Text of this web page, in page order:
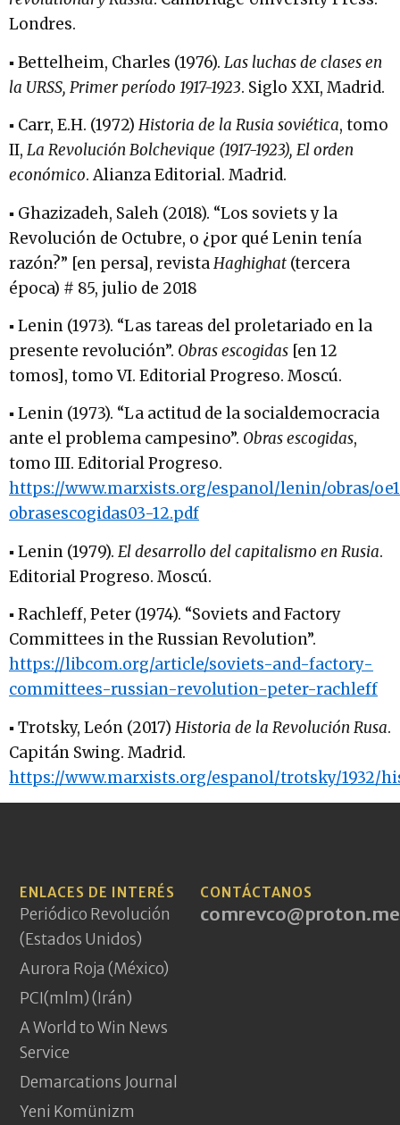
Londres.
▪ Bettelheim, Charles (1976). Las luchas de clases en
la URSS, Primer período 1917-1923. Siglo XXI, Madrid.
▪ Carr, E.H. (1972) Historia de la Rusia soviética, tomo
II, La Revolución Bolchevique (1917-1923), El orden
económico. Alianza Editorial. Madrid.
▪ Ghazizadeh, Saleh (2018). “Los soviets y la
Revolución de Octubre, o ¿por qué Lenin tenía
razón?” [en persa], revistaHaghighat (tercera
época) # 85, julio de 2018
▪ Lenin (1973). “Las tareas del proletariado en la
presente revolución”. Obras escogidas [en 12
tomos], tomo VI. Editorial Progreso. Moscú.
▪ Lenin (1973). “La actitud de la socialdemocracia
ante el problema campesino”. Obras escogidas,
tomo III. Editorial Progreso.
https://www.marxists.org/espanol/lenin/obras/
obrasescogidas03-12.pdf
▪ Lenin (1979). El desarrollo del capitalismo en Rusia.
Editorial Progreso. Moscú.
▪ Rachleff, Peter (1974). “Soviets and Factory
Committees in the Russian Revolution”.
https://libcom.org/article/soviets-and-factory-
committees-russian-revolution-peter-rachleff
▪ Trotsky, León (2017) Historia de la Revolución Rusa.
Capitán Swing. Madrid.
https://www.marxists.org/espanol/trotsky/1932/
ENLACES DE INTERÉS
Periódico Revolución
(Estados Unidos)
Aurora Roja (México)
PCI(mlm) (Irán)
A World to Win News
Service
Demarcations Journal
Yeni Komünizm
CONTÁCTANOS
comrevco@proton.me